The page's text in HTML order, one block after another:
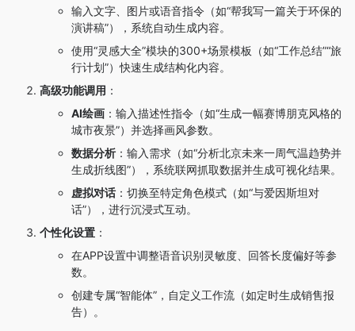
输入文字、图片或语音指令（如“帮我写一篇关于环保的
演讲稿”），系统自动生成内容。
使用“灵感大全”模块的300+场景模板（如“工作总结”“旅
行计划”）快速生成结构化内容。
高级功能调用 ：
AI绘画 ：输入描述性指令（如“生成一幅赛博朋克风格的
城市夜景”）并选择画风参数。
数据分析：输入需求（如“分析北京未来一周气温趋势并
生成折线图”），系统联网抓取数据并生成可视化结果。
虚拟对话：切换至特定角色模式（如“与爱因斯坦对
话”），进行沉浸式互动。
个性化设置 ：
在APP设置中调整语音识别灵敏度、回答长度偏好等参
数。
创建专属“智能体”，自定义工作流（如定时生成销售报
告）。